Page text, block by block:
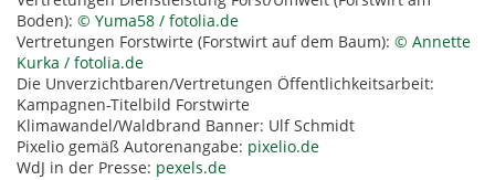
Boden): © Yuma58 / fotolia.de
Vertretungen Forstwirte (Forstwirt auf dem Baum): © Annette
Kurka / fotolia.de
Die Unverzichtbaren/Vertretungen Öffentlichkeitsarbeit:
Kampagnen-Titelbild Forstwirte
Klimawandel/Waldbrand Banner: Ulf Schmidt
Pixelio gemäß Autorenangabe: pixelio.de
WdJ in der Presse: pexels.de